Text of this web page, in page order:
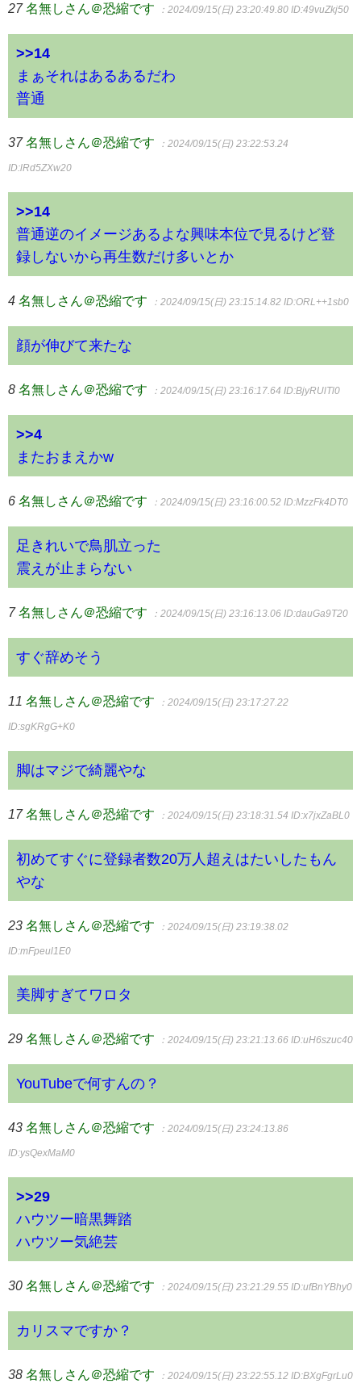
27 名無しさん＠恐縮です ：2024/09/15(日) 23:20:49.80 ID:49vuZkj50
>>14
まぁそれはあるあるだわ
普通
37 名無しさん＠恐縮です ：2024/09/15(日) 23:22:53.24
ID:lRd5ZXw20
>>14
普通逆のイメージあるよな興味本位で見るけど登
録しないから再生数だけ多いとか
4 名無しさん＠恐縮です ：2024/09/15(日) 23:15:14.82 ID:ORL++1sb0
顔が伸びて来たな
8 名無しさん＠恐縮です ：2024/09/15(日) 23:16:17.64 ID:BjyRUlTl0
>>4
またおまえかw
6 名無しさん＠恐縮です ：2024/09/15(日) 23:16:00.52 ID:MzzFk4DT0
足きれいで鳥肌立った
震えが止まらない
7 名無しさん＠恐縮です ：2024/09/15(日) 23:16:13.06 ID:dauGa9T20
すぐ辞めそう
11 名無しさん＠恐縮です ：2024/09/15(日) 23:17:27.22
ID:sgKRgG+K0
脚はマジで綺麗やな
17 名無しさん＠恐縮です ：2024/09/15(日) 23:18:31.54 ID:x7jxZaBL0
初めてすぐに登録者数20万人超えはたいしたもん
やな
23 名無しさん＠恐縮です ：2024/09/15(日) 23:19:38.02
ID:mFpeul1E0
美脚すぎてワロタ
29 名無しさん＠恐縮です ：2024/09/15(日) 23:21:13.66 ID:uH6szuc40
YouTubeで何すんの？
43 名無しさん＠恐縮です ：2024/09/15(日) 23:24:13.86
ID:ysQexMaM0
>>29
ハウツー暗黒舞踏
ハウツー気絶芸
30 名無しさん＠恐縮です ：2024/09/15(日) 23:21:29.55 ID:ufBnYBhy0
カリスマですか？
38 名無しさん＠恐縮です ：2024/09/15(日) 23:22:55.12 ID:BXgFgrLu0